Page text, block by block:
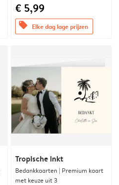
€ 5,99
offers Elke dag lage prijzen
Tropische inkt
Bedankkaarten | Premium kaart
met keuze uit 3